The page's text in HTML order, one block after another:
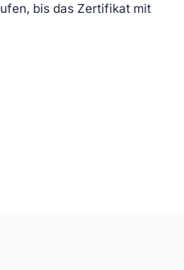
bis das Zertifikat mit